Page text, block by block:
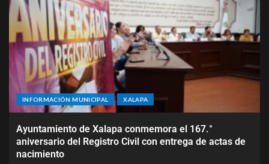
INFORMACIÓN MUNICIPAL XALAPA
Ayuntamiento de Xalapa conmemora el 167.°
aniversario del Registro Civil con entrega de actas de
nacimiento